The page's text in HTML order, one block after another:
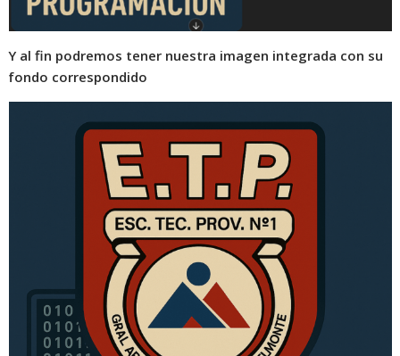
Y al fin podremos tener nuestra imagen integrada con su
fondo correspondido